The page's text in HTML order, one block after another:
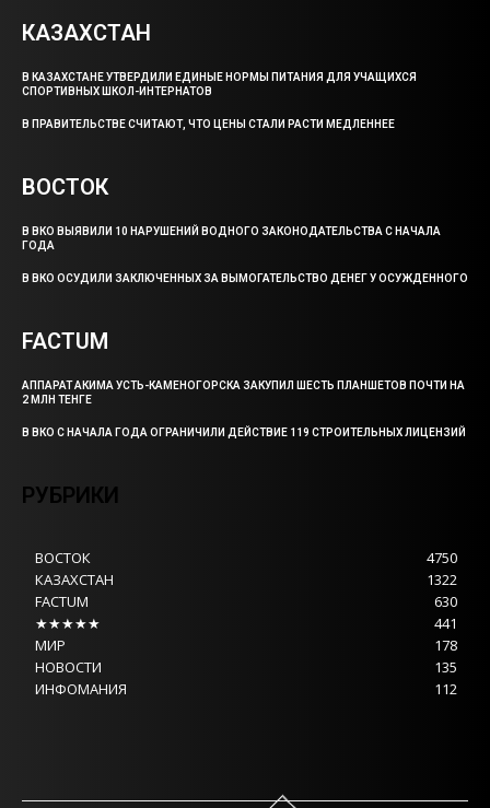
КАЗАХСТАН
В КАЗАХСТАНЕ УТВЕРДИЛИ ЕДИНЫЕ НОРМЫ ПИТАНИЯ ДЛЯ УЧАЩИХСЯ
СПОРТИВНЫХ ШКОЛ-ИНТЕРНАТОВ
В ПРАВИТЕЛЬСТВЕ СЧИТАЮТ, ЧТО ЦЕНЫ СТАЛИ РАСТИ МЕДЛЕННЕЕ
ВОСТОК
В ВКО ВЫЯВИЛИ 10 НАРУШЕНИЙ ВОДНОГО ЗАКОНОДАТЕЛЬСТВА С НАЧАЛА
ГОДА
В ВКО ОСУДИЛИ ЗАКЛЮЧЕННЫХ ЗА ВЫМОГАТЕЛЬСТВО ДЕНЕГ У ОСУЖДЕННОГО
FACTUM
АППАРАТ АКИМА УСТЬ-КАМЕНОГОРСКА ЗАКУПИЛ ШЕСТЬ ПЛАНШЕТОВ ПОЧТИ НА
2 МЛН ТЕНГЕ
В ВКО С НАЧАЛА ГОДА ОГРАНИЧИЛИ ДЕЙСТВИЕ 119 СТРОИТЕЛЬНЫХ ЛИЦЕНЗИЙ
РУБРИКИ
ВОСТОК
4750
КАЗАХСТАН
1322
FACTUM
630
★★★★★
441
МИР
178
НОВОСТИ
135
ИНФОМАНИЯ
112